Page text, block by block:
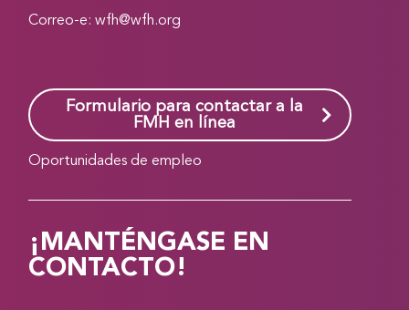
Correo-e:wfh@wfh.org
Formulario para contactar a la
FMH en línea
Oportunidades de empleo
¡MANTÉNGASE EN
CONTACTO!